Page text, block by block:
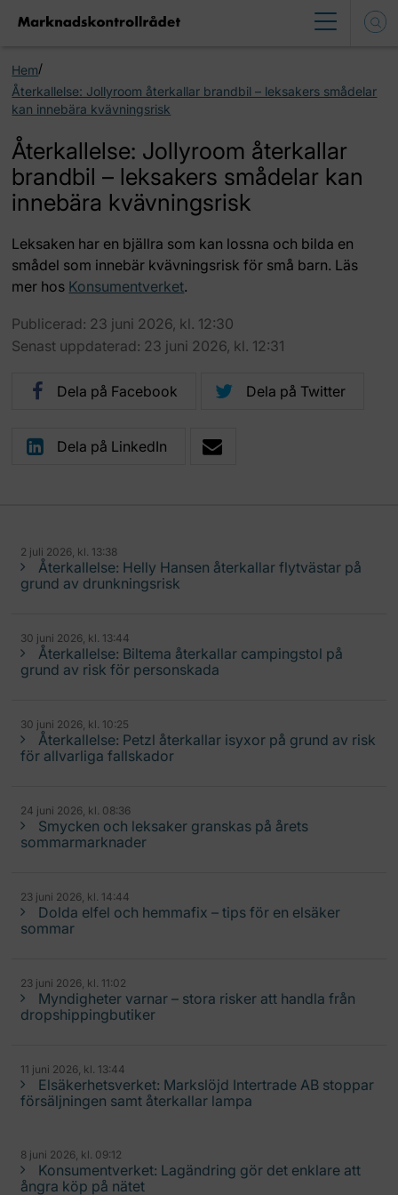
Hem/
Återkallelse: Jollyroom återkallar brandbil – leksakers smådelar
kan innebära kvävningsrisk
Återkallelse: Jollyroom återkallar
brandbil – leksakers smådelar kan
innebära kvävningsrisk
Leksaken har en bjällra som kan lossna och bilda en
smådel som innebär kvävningsrisk för små barn. Läs
mer hos Konsumentverket.
Publicerad: 23 juni 2026, kl. 12:30
Senast uppdaterad: 23 juni 2026, kl. 12:31
Dela på Facebook Dela på Twitter
Dela på LinkedIn
2 juli 2026, kl. 13:38
Återkallelse: Helly Hansen återkallar flytvästar på
grund av drunkningsrisk
30 juni 2026, kl. 13:44
Återkallelse: Biltema återkallar campingstol på
grund av risk för personskada
30 juni 2026, kl. 10:25
Återkallelse: Petzl återkallar isyxor på grund av risk
för allvarliga fallskador
24 juni 2026, kl. 08:36
Smycken och leksaker granskas på årets
sommarmarknader
23 juni 2026, kl. 14:44
Dolda elfel och hemmafix – tips för en elsäker
sommar
23 juni 2026, kl. 11:02
Myndigheter varnar – stora risker att handla från
dropshippingbutiker
11 juni 2026, kl. 13:44
Elsäkerhetsverket: Markslöjd Intertrade AB stoppar
försäljningen samt återkallar lampa
8 juni 2026, kl. 09:12
Konsumentverket: Lagändring gör det enklare att
ångra köp på nätet